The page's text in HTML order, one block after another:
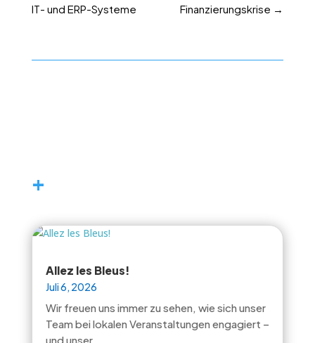
IT- und ERP-Systeme
Finanzierungskrise →
+
Allez les Bleus!
Juli 6, 2026
Wir freuen uns immer zu sehen, wie sich unser
Team bei lokalen Veranstaltungen engagiert –
und unser...